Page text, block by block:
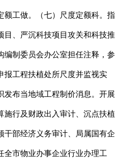
额工做。（七）尺度定额科。指
目、严沉科技项目攻关和科技推
制委员会办公室担任注释，参
报工程扶植处所尺度并监视实
发布当地域工程制价消息。开展
施行及财政出入审计、沉点扶植
干部经济义务审计、局属国有企
全市物业办事企业行业办理工